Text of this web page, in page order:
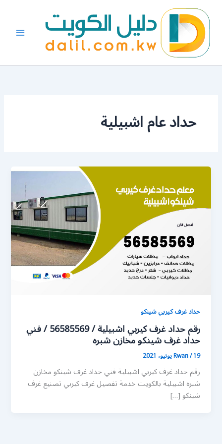
المحتوى
حداد عام اشبيلية
حداد غرف كيربي شينكو
رقم حداد غرف كيربي اشبيلية / 56585569 / فني
حداد غرف شينكو مخازن شبره
Rwan/19 يونيو، 2021
رقم حداد غرف كيربي اشبيلية فني حداد غرف شينكو مخازن
شبره اشبيلية بالكويت خدمة تفصيل غرف كيربي تصنيع غرف
شينكو […]